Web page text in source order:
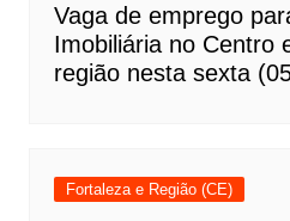
Vaga de emprego
Imobiliária no Centro
região nesta sexta
Fortaleza e Região (CE)